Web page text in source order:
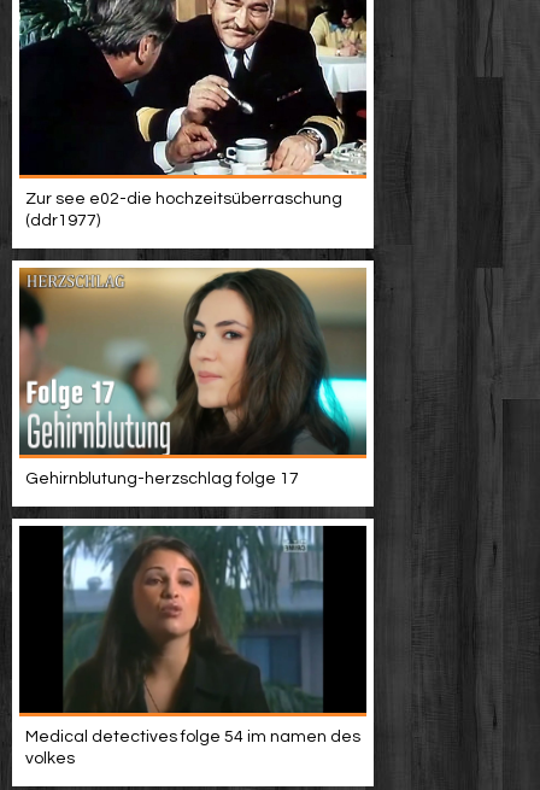
Zur see e02-die hochzeitsüberraschung
(ddr1977)
Gehirnblutung-herzschlag folge 17
Medical detectives folge 54 im namen des
volkes